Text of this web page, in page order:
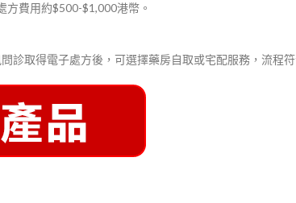
費用約$500-$1,000港幣。
診取得電子處方後，可選擇藥房自取或宅配服務，流程符